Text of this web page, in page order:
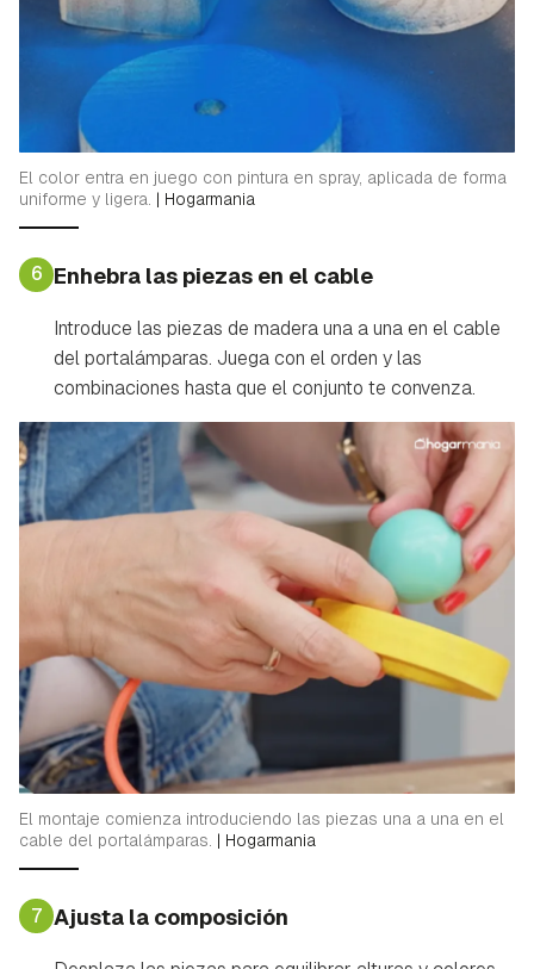
Guardar como favorito
Para poder guardar como favorito, primero has de
INICIAR SESIÓN CANCELAR
El color entra en juego con pintura en spray, aplicada de forma
uniforme y ligera. | Hogarmania
6 Enhebra las piezas en el cable
Introduce las piezas de madera una a una en el cable
del portalámparas. Juega con el orden y las
combinaciones hasta que el conjunto te convenza.
El montaje comienza introduciendo las piezas una a una en el
cable del portalámparas. | Hogarmania
7 Ajusta la composición
Contenido enviado
Gracias por suscribirte a nuestro boletín.
ACEPTAR